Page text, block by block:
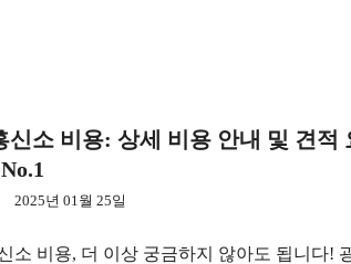
신소 비용: 상세 비용 안내 및 견적
2025년 01월 25일
소 비용, 더 이상 궁금하지 않아도 됩니다!